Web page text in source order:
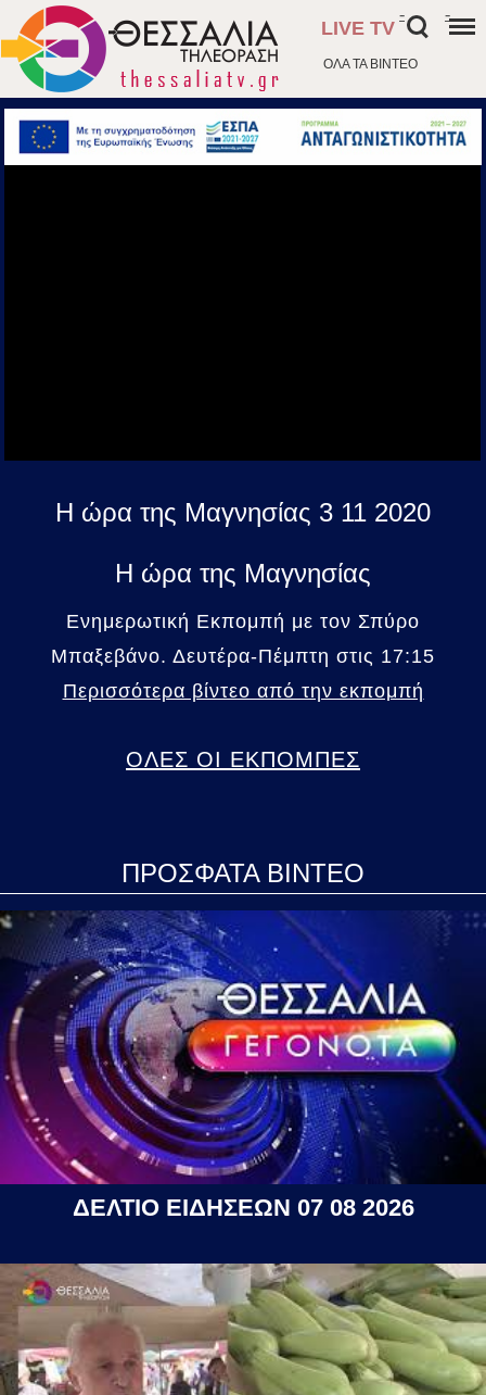
ΟΛΑ ΤΑ ΒΙΝΤΕΟ
LIVE TV
- -
Η ώρα της Μαγνησίας 3 11 2020
Η ώρα της Μαγνησίας
Ενημερωτική Εκπομπή με τον Σπύρο
Μπαξεβάνο. Δευτέρα-Πέμπτη στις 17:15
Περισσότερα βίντεο από την εκπομπή
ΟΛΕΣ ΟΙ ΕΚΠΟΜΠΕΣ
ΠΡΟΣΦΑΤΑ ΒΙΝΤΕΟ
ΔΕΛΤΙΟ ΕΙΔΗΣΕΩΝ 07 08 2026